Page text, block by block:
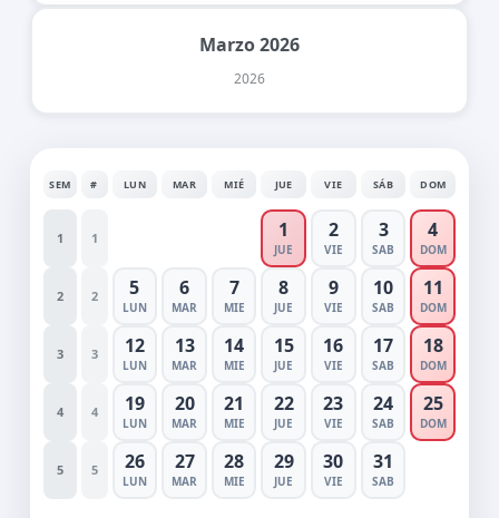
Marzo 2026
2026
SEM # LUN MAR MIÉ JUE VIE SÁB DOM
1 1 1
JUE
2
VIE
3
SAB
4
DOM
2 2 5
LUN
6
MAR
7
MIE
8
JUE
9
VIE
10
SAB
11
DOM
3 3 12
LUN
13
MAR
14
MIE
15
JUE
16
VIE
17
SAB
18
DOM
4 4 19
LUN
20
MAR
21
MIE
22
JUE
23
VIE
24
SAB
25
DOM
5 5 26
LUN
27
MAR
28
MIE
29
JUE
30
VIE
31
SAB